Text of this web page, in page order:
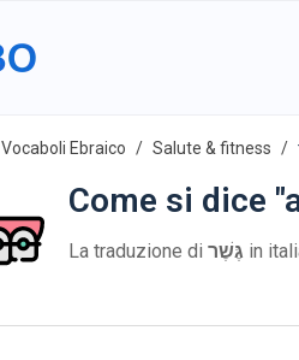
Vocaboli Ebraico Salute & fitness
Come si dice
La traduzione di גֶּשֶׁר in